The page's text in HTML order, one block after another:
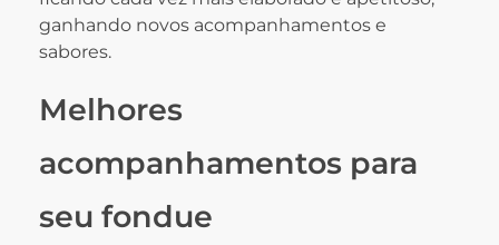
ganhando novos acompanhamentos e
sabores.
Melhores
acompanhamentos para
seu fondue